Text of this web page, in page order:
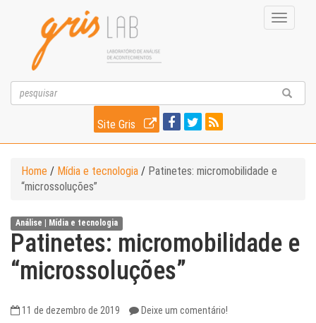
Toggle
Site Gris
Home / Mídia e tecnologia / Patinetes: micromobilidade e
“microssoluções”
Análise | Mídia e tecnologia
Patinetes: micromobilidade e
“microssoluções”
11 de dezembro de 2019 Deixe um comentário!